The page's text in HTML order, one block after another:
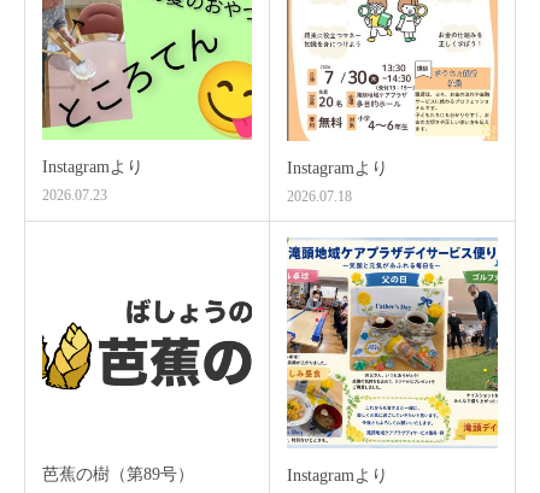
Instagramより
2026.07.23
Instagramより
2026.07.18
芭蕉の樹（第89号） Instagramより